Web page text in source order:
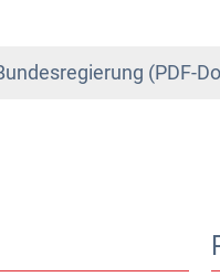
(PDF-